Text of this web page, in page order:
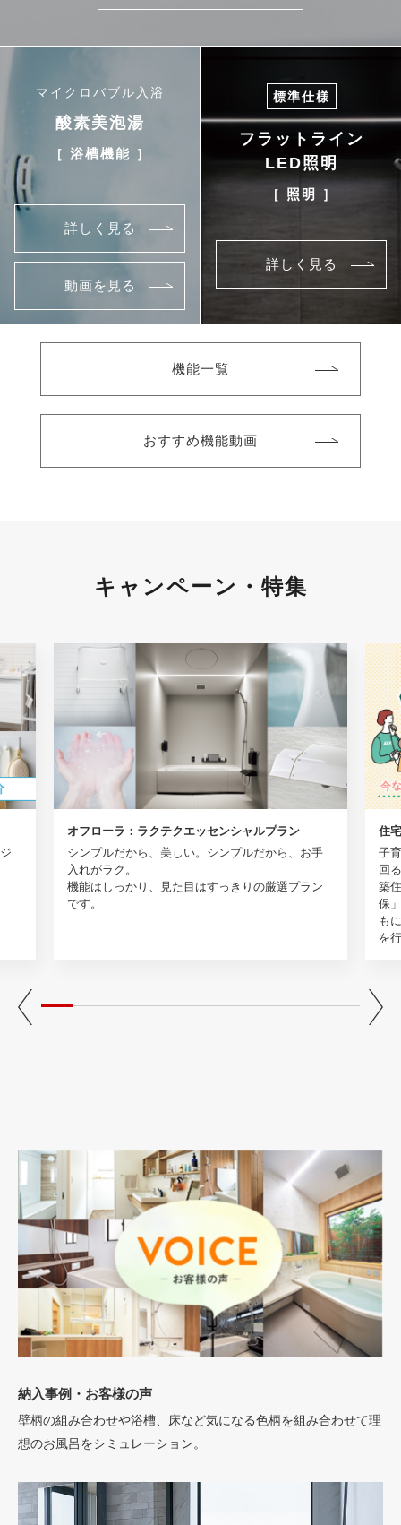
マイクロバブル入浴
酸素美泡湯
［ 浴槽機能 ］
詳しく見る
動画を見る
標準仕様
フラットライン
LED照明
［ 照明 ］
詳しく見る
機能一覧
おすすめ機能動画
キャンペーン・特集
オフローラ：ラクテクエッセンシャルプラン
シンプルだから、美しい。シンプルだから、お手
入れがラク。
機能はしっかり、見た目はすっきりの厳選プラン
です。
住
子
回
築
保
も
を
納入事例・お客様の声
壁柄の組み合わせや浴槽、床など気になる色柄を組み合わせて理
想のお風呂をシミュレーション。